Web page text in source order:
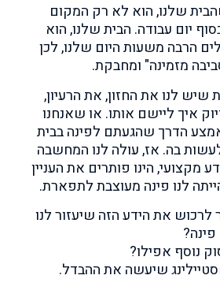
שלנו, הוא לא רק המקום
יום עבודה. הבית שלנו, הוא
הרבה משעות היום שלנו, לכן
מזמינה" ומחבקת.
לנו את החזון, את הרעיון,
איך ליישם אותו. או שאנחנו
הדרך שהגעתם לפינה בבית
בה. אז, עולה לנו המחשבה
מקצועי, הינו פותרים את העניין
לנו פינה מעוצבת לתפארת.
את הידע הזה שיעזור לנו
נוסף אפילו?
שיעשה את ההבדל.